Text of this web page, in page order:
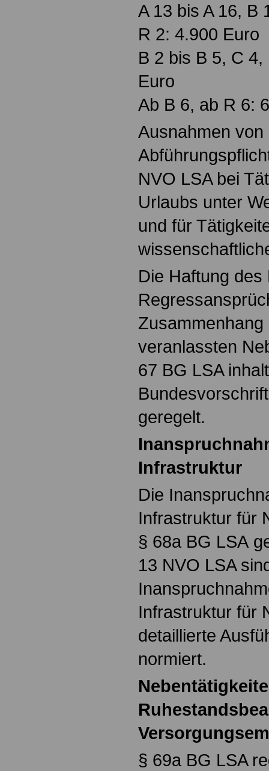
A 13 bis A 16, B
R 2: 4.900 Euro
B 2 bis B 5, C
Euro
Ab B 6, ab R 6:
Ausnahmen von
NVO LSA bei
Urlaubs unter
und für
Die Haftung des
veranlassten
67 BG LSA
geregelt.
Infrastruktur
Die
Infrastruktur für
§ 68a BG LSA
13 NVO LSA
Infrastruktur für
detaillierte
normiert.
§ 69a BG LSA